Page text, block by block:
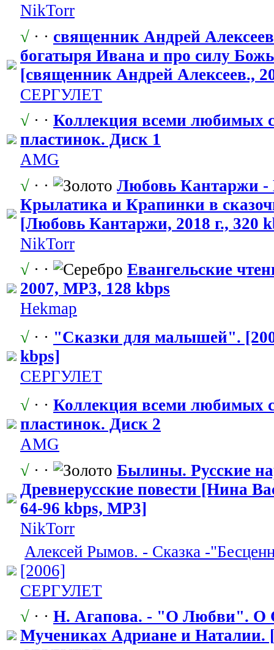
NikTorr
√ · · священник Андрей
богатыря Ивана и про силу
[священник Андрей Алексеев.,
СЕРГУЛЕТ
√ · · Коллекция всеми любимых
пластинок. Диск 1
AMG
√ · ·
Любовь Кантаржи
Крылатика и Крапинки в
[Любовь Кантаржи, 2018 г., 320
NikTorr
√ · · Евангельские
2007, MP3, 128 kbps
Hekmap
√ · · "Сказки для малышей".
kbps]
СЕРГУЛЕТ
√ · · Коллекция всеми любимых
пластинок. Диск 2
AMG
√ · ·
Былины. Русские
Древнерусски​е повести [Нина
64-96 kbps, MP3]
NikTorr
Алексей Рымов. - Сказка -
[2006]
СЕРГУЛЕТ
√ · · Н. Агапова. - "О Любви". О
Мучениках Адриане и Наталии.